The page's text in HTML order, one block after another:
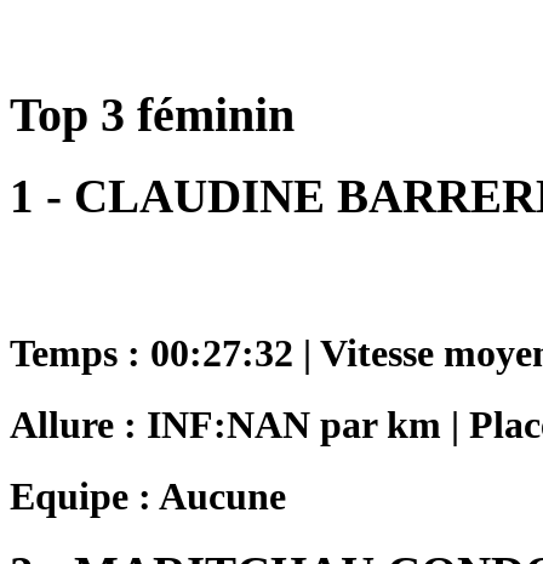
Top 3 féminin
1 - CLAUDINE
Temps : 00:27:32 | Vitesse
Allure : INF:NAN par km |
Equipe : Aucune